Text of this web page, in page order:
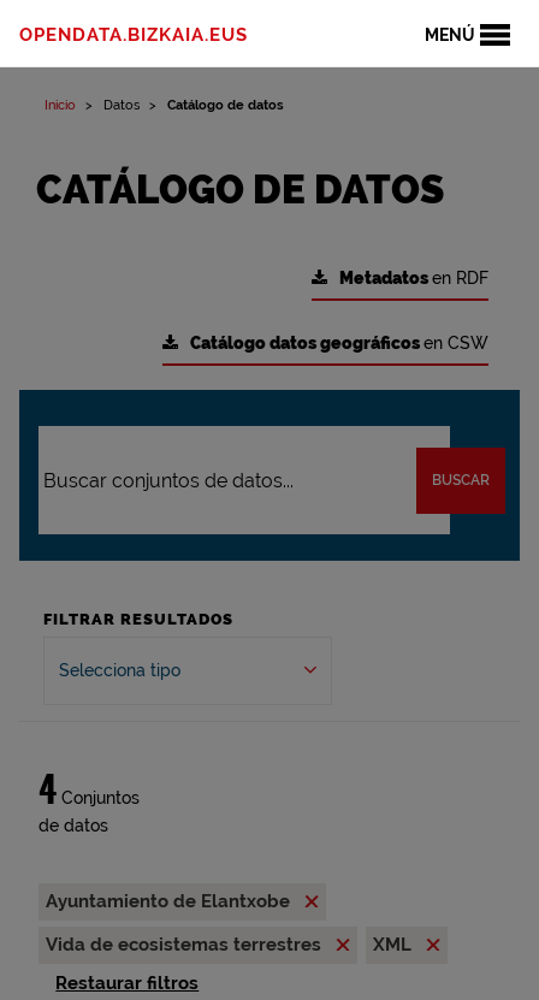
MENÚ
OPENDATA.BIZKAIA.EUS
Inicio Datos Catálogo de datos
CATÁLOGO DE DATOS
Metadatosen RDF
Catálogo datos geográficosen CSW
BUSCAR
FILTRAR RESULTADOS
Selecciona tipo
4 Conjuntos
de datos
Ayuntamiento de Elantxobe
Vida de ecosistemas terrestres
XML
Restaurar filtros